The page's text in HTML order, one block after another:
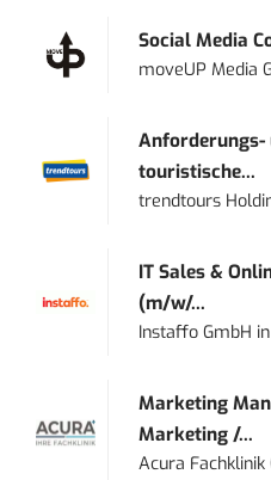
Social Media
moveUP Media
Anforderungs-
touristische...
trendtours
IT Sales &
(m/w/...
Instaffo GmbH in
Marketing
Marketing /...
Acura Fachklinik